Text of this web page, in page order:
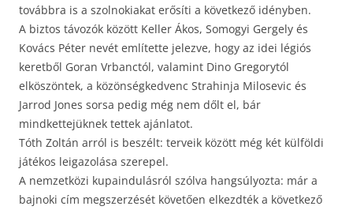
továbbra is a szolnokiakat erősíti a következő idényben.
A biztos távozók között Keller Ákos, Somogyi Gergely és
Kovács Péter nevét említette jelezve, hogy az idei légiós
keretből Goran Vrbanctól, valamint Dino Gregorytól
elköszöntek, a közönségkedvenc Strahinja Milosevic és
Jarrod Jones sorsa pedig még nem dőlt el, bár
mindkettejüknek tettek ajánlatot.
Tóth Zoltán arról is beszélt: terveik között még két külföldi
játékos leigazolása szerepel.
A nemzetközi kupaindulásról szólva hangsúlyozta: már a
bajnoki cím megszerzését követően elkezdték a következő